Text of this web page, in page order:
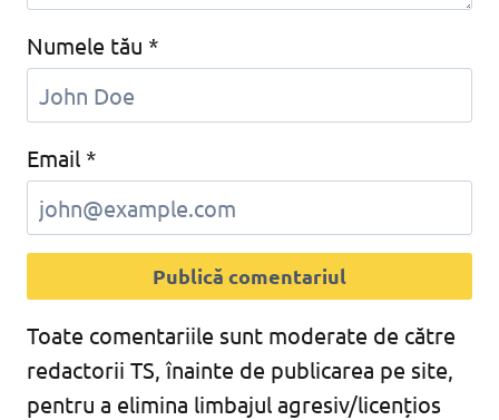
Numele tău *
Email *
Toate comentariile sunt moderate de către
redactorii TS, înainte de publicarea pe site,
pentru a elimina limbajul agresiv/licențios